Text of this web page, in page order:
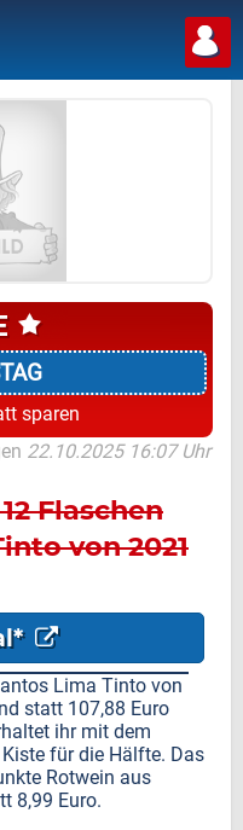
sparen
22.10.2025 16:07 Uhr
Flaschen
von 2021
Lima Tinto von
statt 107,88 Euro
ihr mit dem
für die Hälfte. Das
Rotwein aus
8,99 Euro.